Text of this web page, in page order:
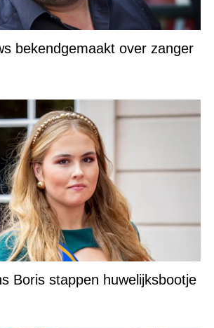
bekendgemaakt over zanger
Boris stappen huwelijksbootje